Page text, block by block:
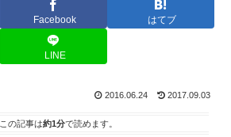
Facebook はてブ
LINE
2016.06.24 2017.09.03
この記事は約1分で読めます。